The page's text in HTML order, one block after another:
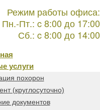
Режим работы офиса:
Пн.-Пт.: c 8:00 до 17:00
Сб.: c 8:00 до 14:00
услуги
похорон
(круглосуточно)
документов